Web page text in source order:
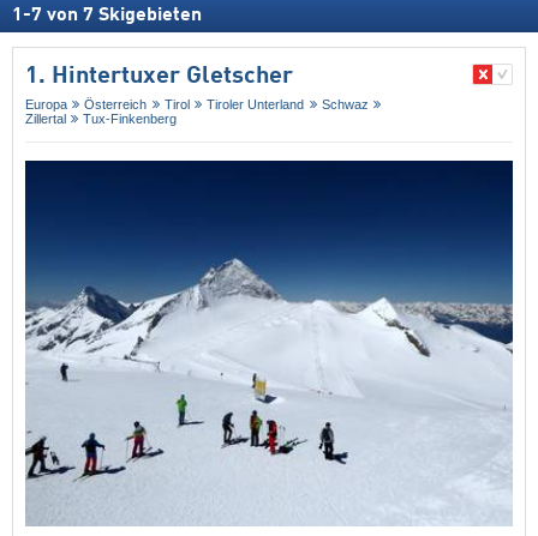
1 -7 von 7 Skigebieten
1. Hintertuxer Gletscher
Europa Österreich Tirol Tiroler Unterland
Schwaz
Zillertal
Tux-Finkenberg